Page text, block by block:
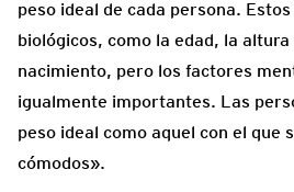
peso ideal de cada persona.
biológicos, como la edad, la altura
nacimiento, pero los factores
igualmente importantes. Las
peso ideal como aquel con el que
cómodos».